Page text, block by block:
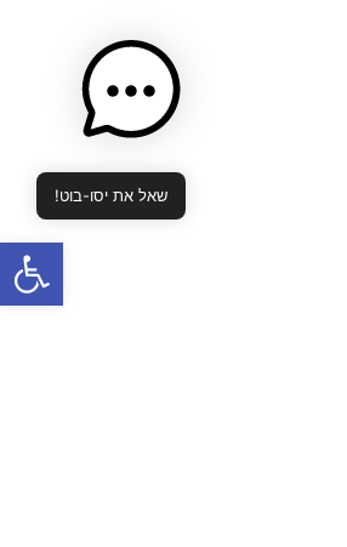
פתח
שאל את יסו-בוט!